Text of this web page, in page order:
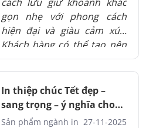
chuyên nghiệp cho mọi sản
phẩm in.
gọn nhẹ với phong cách
hiện đại và giàu cảm xúc.
Khách hàng có thể tạo nên
các dải ảnh mang dấu ấn
riêng nhờ chất liệu đa dạng
và kỹ thuật in sắc nét.
In thiệp chúc Tết đẹp –
sang trọng – ý nghĩa cho
xuân 2026
Sản phẩm ngành in 27-11-2025